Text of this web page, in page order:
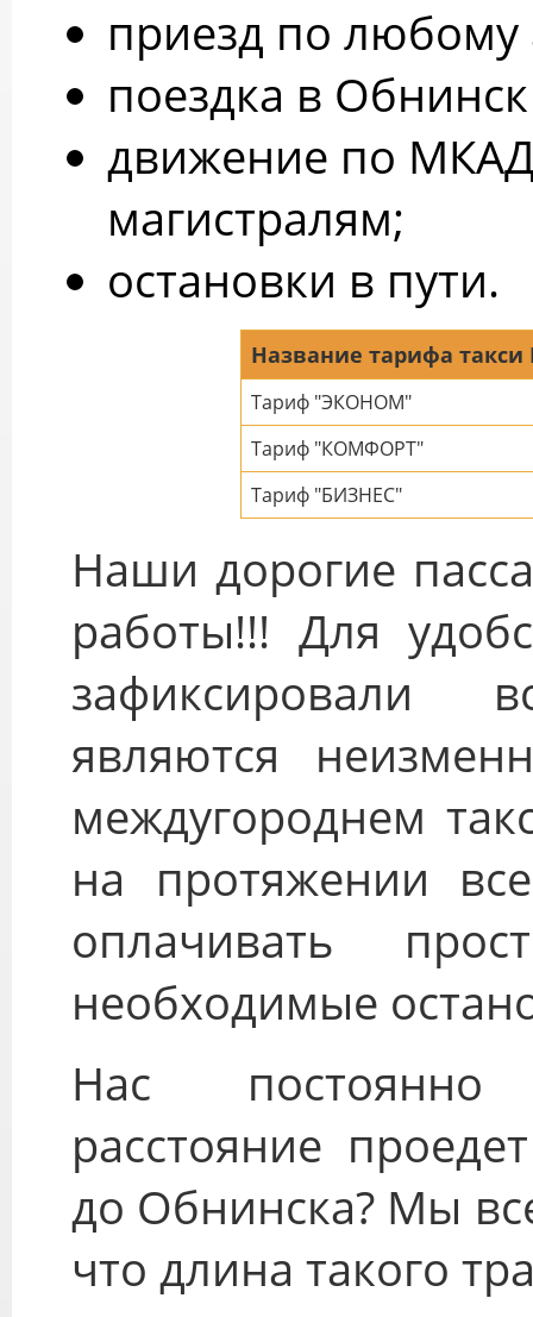
приезд по любому
поездка в
движение по
магистралям;
остановки в пути.
Название тарифа
Тариф "ЭКОНОМ"
Тариф "КОМФОРТ"
Тариф "БИЗНЕС"
Наши дорогие
работы!!! Для
зафиксировали
являются
междугороднем
на протяжении
оплачивать
необходимые
Нас
расстояние
до Обнинска? Мы
что длина такого